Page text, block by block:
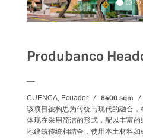
Produbanco
CUENCA, Ecuador 8400 sqm
该项目被构思为传统与现代的融合
体现在采用简洁的形式，配以丰富
地建筑传统相结合，使用本土材料